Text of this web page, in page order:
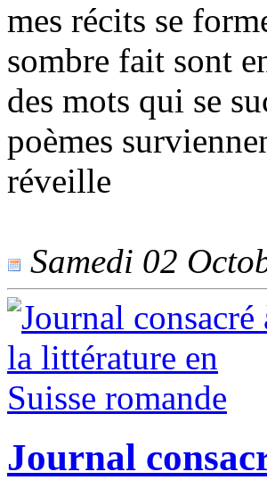
mes récits se
sombre fait sont
des mots qui se
poèmes
réveille
Samedi 02
Journal